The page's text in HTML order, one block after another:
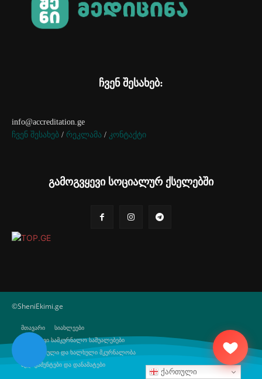
ჩვენ შესახებ:
info@accreditation.ge
ჩვენ შესახებ / რეკლამა / კონტაქტი
გამოგვყევი სოციალურ ქსელებში
©SheniEkimi.ge
მთავარი
სიახლეები
ბუნებრივი სამკურნალო საშუალებები
ტრადიციული და ხალხული მკურნალობა
მედიკამენტები და დანამატები
ქართული